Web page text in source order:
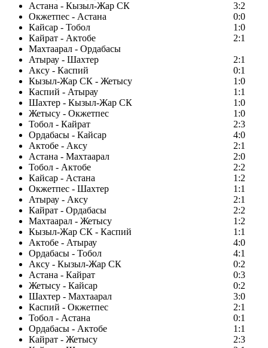
Астана - Кызыл-Жар СК
3:2
Окжетпес - Астана
0:0
Кайсар - Тобол
1:0
Кайрат - Актобе
2:1
Махтаарал - Ордабасы
Атырау - Шахтер
2:1
Аксу - Каспий
0:1
Кызыл-Жар СК - Жетысу
1:0
Каспий - Атырау
1:1
Шахтер - Кызыл-Жар СК
1:0
Жетысу - Окжетпес
1:0
Тобол - Кайрат
2:3
Ордабасы - Кайсар
4:0
Актобе - Аксу
2:1
Астана - Махтаарал
2:0
Тобол - Актобе
2:2
Кайсар - Астана
1:2
Окжетпес - Шахтер
1:1
Атырау - Аксу
2:1
Кайрат - Ордабасы
2:2
Махтаарал - Жетысу
1:2
Кызыл-Жар СК - Каспий
1:1
Актобе - Атырау
4:0
Ордабасы - Тобол
4:1
Аксу - Кызыл-Жар СК
0:2
Астана - Кайрат
0:3
Жетысу - Кайсар
0:2
Шахтер - Махтаарал
3:0
Каспий - Окжетпес
2:1
Тобол - Астана
0:1
Ордабасы - Актобе
1:1
Кайрат - Жетысу
2:3